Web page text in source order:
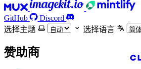
GitHub
Discord
选择主题
选择语言
赞助商